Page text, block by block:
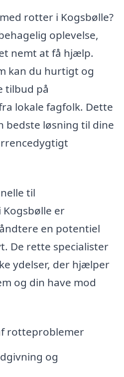
rotter i Kogsbølle?
oplevelse,
nemt at få hjælp.
kan du hurtigt og
tilbud på
lokale fagfolk. Dette
bedste løsning til dine
til
er
en potentiel
De rette specialister
ydelser, der hjælper
og din have mod
rotteproblemer
og